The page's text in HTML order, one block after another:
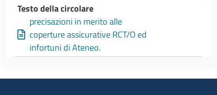
Testo della circolare
precisazioni in merito alle
coperture assicurative RCT/O ed
infortuni di Ateneo.